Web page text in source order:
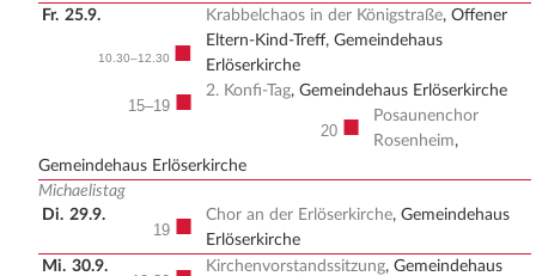
Fr. 25.9.
10.30–12.30 ■
Krabbelchaos in der Königstraße, Offener
Eltern-Kind-Treff, Gemeindehaus
Erlöserkirche
15–19 ■ 2. Konfi-Tag, Gemeindehaus Erlöserkirche
20 ■
Posaunenchor
Rosenheim,
Gemeindehaus Erlöserkirche
Michaelistag
Di. 29.9.
19 ■ Chor an der Erlöserkirche, Gemeindehaus
Erlöserkirche
Mi. 30.9.
Kirchenvorstandssitzung, Gemeindehaus